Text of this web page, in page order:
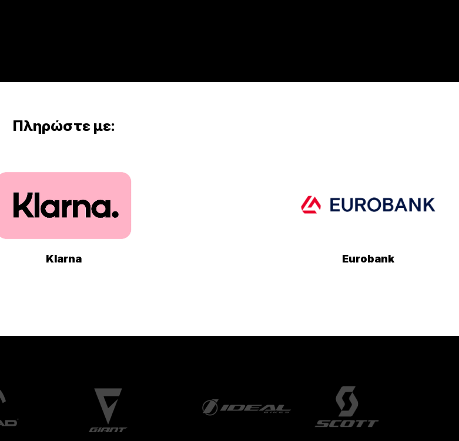
Πληρώστε με:
Klarna Eurobank